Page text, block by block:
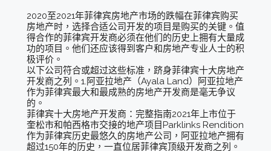
2020至2021年菲律宾房地产市场的跌幅在菲律宾购买
房地产时，选择合适公司开发的项目是购买的关键。值
得合作的菲律宾开发商必须在他们的历史上拥有大量成
功的项目。他们还应该得到客户和房地产专业人士的积
极评价。
以下公司符合或超过这些标准，跻身菲律宾十大房地产
开发商之列。1.阿亚拉地产（Ayala Land）阿亚拉地产
作为菲律宾最大和最成熟的房地产开发商是毫无争议
的。
菲律宾十大房地产开发商：完整指南2021年上市位于
奎松市和帕西格市交接的地产项目Parklinks Rendition
作为菲律宾历史最悠久的房地产公司，阿亚拉地产拥有
超过150年的历史，一直位居菲律宾顶级开发商之列。